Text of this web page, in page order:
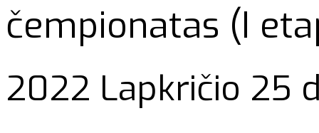
čempionatas (I
2022 Lapkričio 25